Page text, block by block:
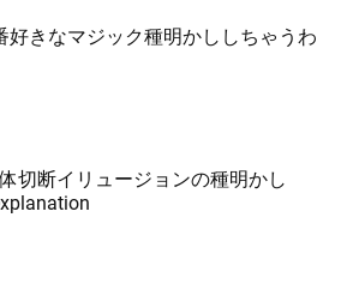
好きなマジック種明かししちゃうわ
切断イリュージョンの種明かし